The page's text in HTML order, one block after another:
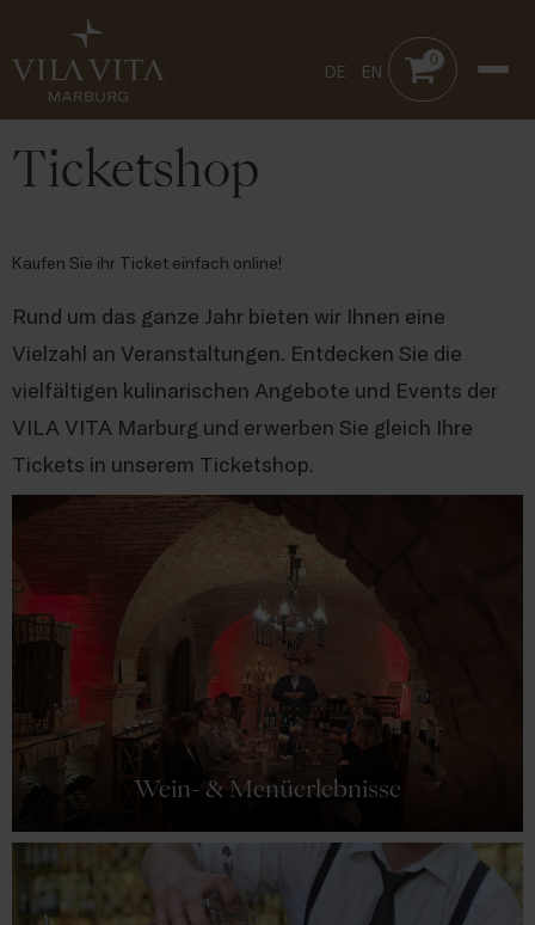
DE EN
0
Ticketshop
Kaufen Sie ihr Ticket einfach online!
Rund um das ganze Jahr bieten wir Ihnen eine
Vielzahl an Veranstaltungen. Entdecken Sie die
vielfältigen kulinarischen Angebote und Events der
VILA VITA Marburg und erwerben Sie gleich Ihre
Tickets in unserem Ticketshop.
Wein- & Menüerlebnisse